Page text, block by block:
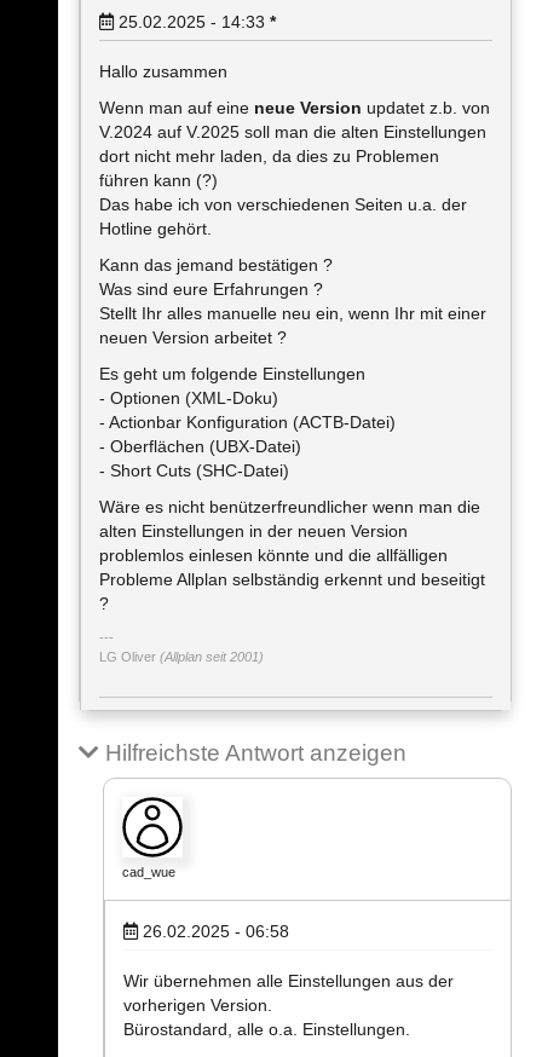
25.02.2025 - 14:33 *
Hallo zusammen
Wenn man auf eine neue Version updatet z.b. von
V.2024 auf V.2025 soll man die alten Einstellungen
dort nicht mehr laden, da dies zu Problemen
führen kann (?)
Das habe ich von verschiedenen Seiten u.a. der
Hotline gehört.
Kann das jemand bestätigen ?
Was sind eure Erfahrungen ?
Stellt Ihr alles manuelle neu ein, wenn Ihr mit einer
neuen Version arbeitet ?
Es geht um folgende Einstellungen
- Optionen (XML-Doku)
- Actionbar Konfiguration (ACTB-Datei)
- Oberflächen (UBX-Datei)
- Short Cuts (SHC-Datei)
Wäre es nicht benützerfreundlicher wenn man die
alten Einstellungen in der neuen Version
problemlos einlesen könnte und die allfälligen
Probleme Allplan selbständig erkennt und beseitigt
?
LG Oliver (Allplan seit 2001)
Hilfreichste Antwort anzeigen
cad_wue
26.02.2025 - 06:58
Wir übernehmen alle Einstellungen aus der
vorherigen Version.
Bürostandard, alle o.a. Einstellungen.